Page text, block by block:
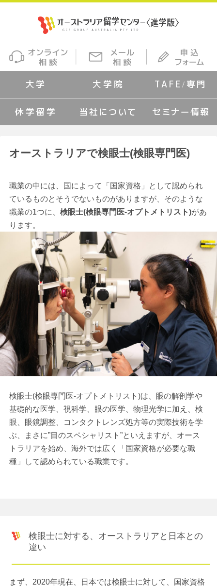
大学 大学院 TAFE/専門
休学留学 当社について セミナー情報
オーストラリアで検眼士(検眼専門医)
職業の中には、国によって「国家資格」として認められ
ているものとそうでないものがありますが、そのような
職業の1つに、検眼士(検眼専門医-オプトメトリスト)があ
ります。
検眼士(検眼専門医-オプトメトリスト)は、眼の解剖学や
基礎的な医学、視科学、眼の医学、物理光学に加え、検
眼、眼鏡調整、コンタクトレンズ処方等の実際技術を学
ぶ、まさに”目のスペシャリスト”といえますが、オース
トラリアを始め、海外では広く「国家資格が必要な職
種」して認められている職業です。
検眼士に対する、オーストラリアと日本との
違い
まず、2020年現在、日本では検眼士に対して、国家資格